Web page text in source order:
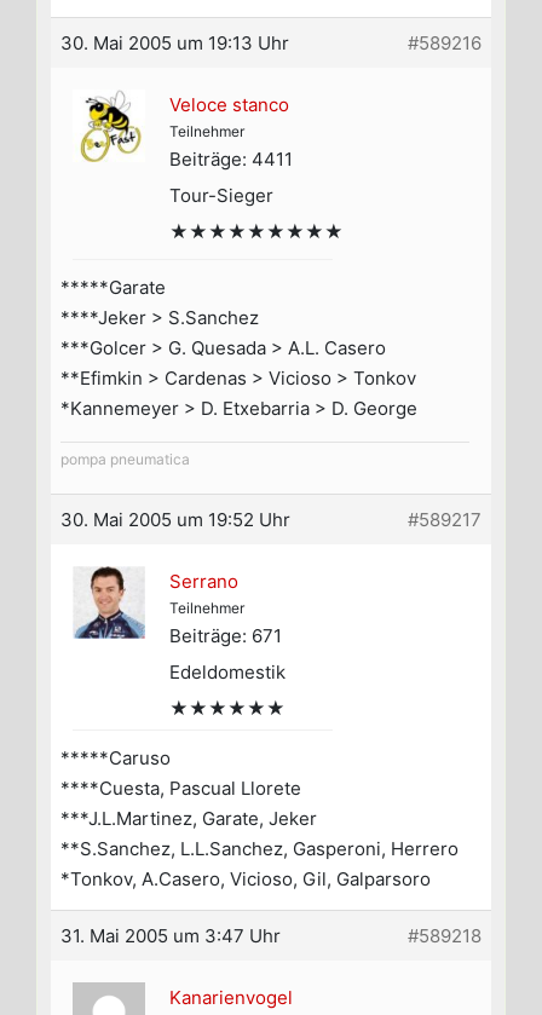
30. Mai 2005 um 19:13 Uhr #589216
Veloce stanco
Teilnehmer
Beiträge: 4411
Tour-Sieger
★★★★★★★★★
*****Garate
****Jeker > S.Sanchez
***Golcer > G. Quesada > A.L. Casero
**Efimkin > Cardenas > Vicioso > Tonkov
*Kannemeyer > D. Etxebarria > D. George
pompa pneumatica
30. Mai 2005 um 19:52 Uhr #589217
Serrano
Teilnehmer
Beiträge: 671
Edeldomestik
★★★★★★
*****Caruso
****Cuesta, Pascual Llorete
***J.L.Martinez, Garate, Jeker
**S.Sanchez, L.L.Sanchez, Gasperoni, Herrero
*Tonkov, A.Casero, Vicioso, Gil, Galparsoro
31. Mai 2005 um 3:47 Uhr #589218
Kanarienvogel